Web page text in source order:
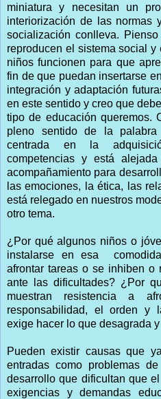
miniatura y necesitan un
interiorización de las normas
socialización conlleva.
reproducen el sistema social
niños funcionen para que
fin de que puedan insertarse
integración y adaptación
en este sentido y creo que
tipo de educación queremos.
pleno sentido de la
centrada en la
competencias y está
acompañamiento para
las emociones, la ética, las
está relegado en nuestros
otro tema.
¿Por qué algunos niños o
instalarse en esa
afrontar tareas o se inhiben o
ante las dificultades? ¿Por
muestran resistencia a
responsabilidad, el orden y
exige hacer lo que desagrada
Pueden existir causas que
entradas como problemas
desarrollo que dificultan que
exigencias y demandas